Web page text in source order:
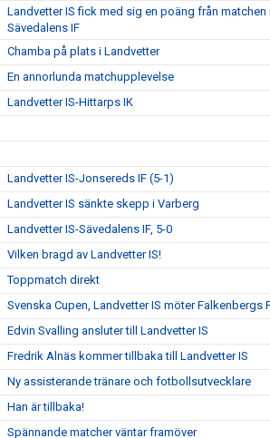
Landvetter IS fick med sig en poäng från matchen
Sävedalens IF
Chamba på plats i Landvetter
En annorlunda matchupplevelse
Landvetter IS-Hittarps IK
Landvetter IS-Jonsereds IF (5-1)
Landvetter IS sänkte skepp i Varberg
Landvetter IS-Sävedalens IF, 5-0
Vilken bragd av Landvetter IS!
Toppmatch direkt
Svenska Cupen, Landvetter IS möter Falkenbergs
Edvin Svalling ansluter till Landvetter IS
Fredrik Alnäs kommer tillbaka till Landvetter IS
Ny assisterande tränare och fotbollsutvecklare
Han är tillbaka!
Spännande matcher väntar framöver